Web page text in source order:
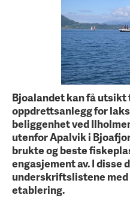
Bjoalandet kan få
oppdrettsanlegg for
beliggenhet ved
utenfor Apalvik i
brukte og beste
engasjement av. I disse
underskriftslistene
etablering.